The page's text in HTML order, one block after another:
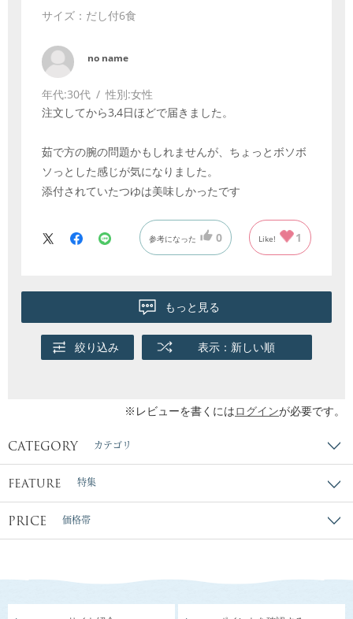
サイズ：だし付6食
no name
年代:30代 性別:女性
注文してから3,4日ほどで届きました。
茹で方の腕の問題かもしれませんが、ちょっとボソボ
ソっとした感じが気になりました。
添付されていたつゆは美味しかったです
参考になった 0 Like! 1
もっと見る
絞り込み 表示：新しい順
※レビューを書くにはログインが必要です。
CATEGORY カテゴリ
FEATURE 特集
PRICE 価格帯